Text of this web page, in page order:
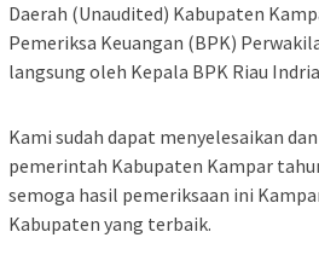
Daerah (Unaudited) Kabupaten
Pemeriksa Keuangan (BPK)
langsung oleh Kepala BPK Riau
Kami sudah dapat menyelesaikan
pemerintah Kabupaten Kampar
semoga hasil pemeriksaan ini
Kabupaten yang terbaik.